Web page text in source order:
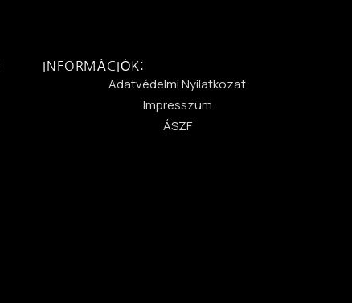
INFORMÁCIÓK:
Adatvédelmi Nyilatkozat
Impresszum
ÁSZF